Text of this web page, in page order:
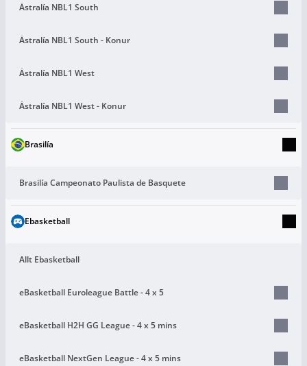
Ástralía NBL1 South
Ástralía NBL1 South - Konur
Ástralía NBL1 West
Ástralía NBL1 West - Konur
Brasilía
Brasilía Campeonato Paulista de Basquete
Ebasketball
Allt Ebasketball
eBasketball Euroleague Battle - 4 x 5
eBasketball H2H GG League - 4 x 5 mins
eBasketball NextGen League - 4 x 5 mins